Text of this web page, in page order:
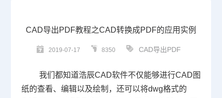
CAD导出PDF教程之CAD转换成PDF的应用实例
2019-07-17 8350 CAD导出PDF
我们都知道浩辰CAD软件不仅能够进行CAD 图
纸的查看、编辑以及绘制，还可以将dwg格式的